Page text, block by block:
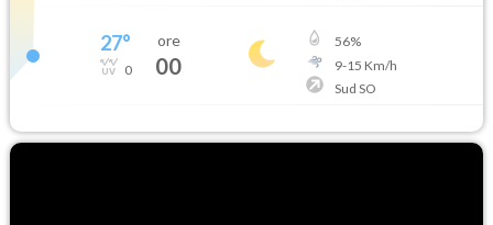
27°
0
ore
00
56%
9-15 Km/h
Sud SO